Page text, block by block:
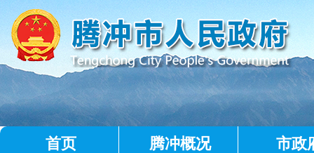
首页 腾冲概况 市政